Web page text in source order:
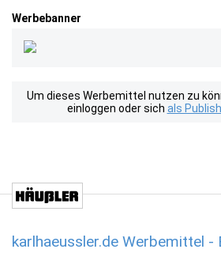
Werbebanner
Um dieses Werbemittel nutzen zu
einloggen oder sich als
karlhaeussler.de Werbemittel -